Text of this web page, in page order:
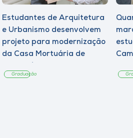
Estudantes de Arquitetura
e Urbanismo desenvolvem
projeto para modernização
da Casa Mortuária de
Graduação